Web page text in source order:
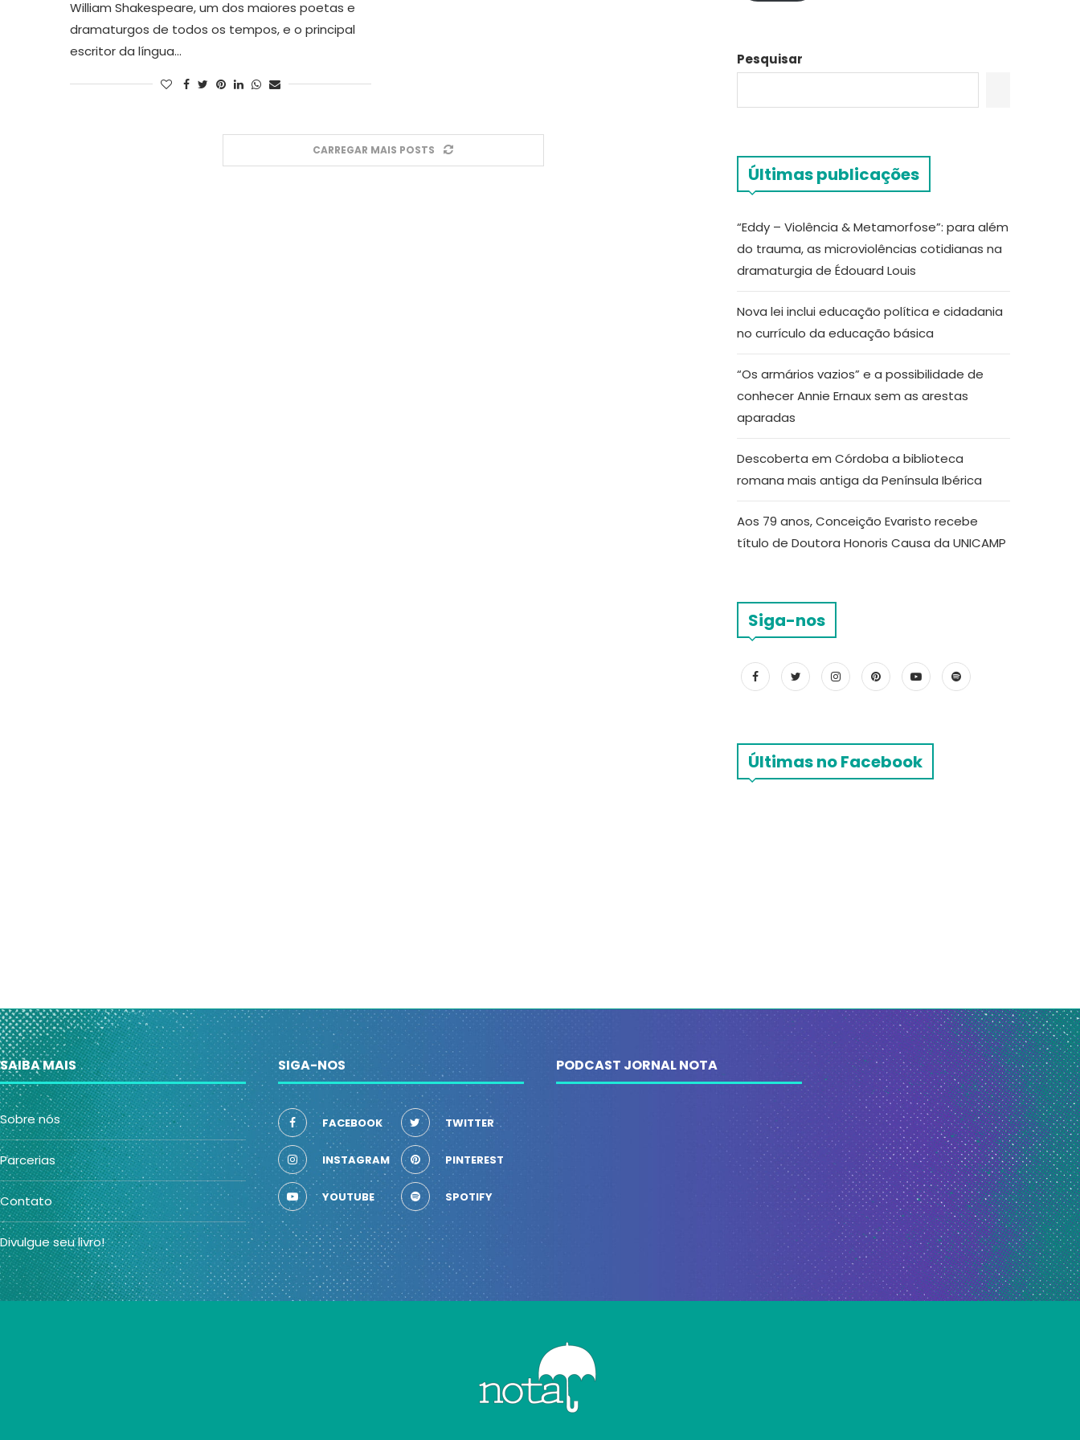
William Shakespeare, um dos maiores poetas e
dramaturgos de todos os tempos, e o principal
escritor da língua…
CARREGAR MAIS POSTS
Pesquisar
Últimas publicações
“Eddy – Violência & Metamorfose”: para além
do trauma, as microviolências cotidianas na
dramaturgia de Édouard Louis
Nova lei inclui educação política e cidadania
no currículo da educação básica
“Os armários vazios” e a possibilidade de
conhecer Annie Ernaux sem as arestas
aparadas
Descoberta em Córdoba a biblioteca
romana mais antiga da Península Ibérica
Aos 79 anos, Conceição Evaristo recebe
título de Doutora Honoris Causa da UNICAMP
Siga-nos
Últimas no Facebook
SAIBA MAIS
Sobre nós
Parcerias
Contato
Divulgue seu livro!
SIGA-NOS
FACEBOOK TWITTER
INSTAGRAM PINTEREST
YOUTUBE SPOTIFY
PODCAST JORNAL NOTA